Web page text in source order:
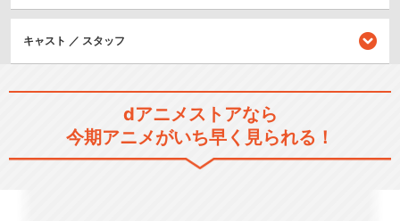
キャスト ／ スタッフ
dアニメストアなら
今期アニメがいち早く見られる！